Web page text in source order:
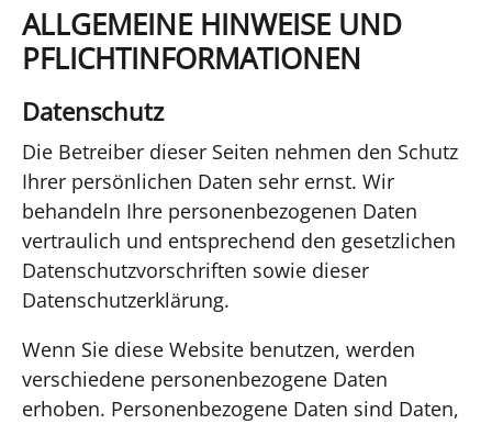
ALLGEMEINE HINWEISE UND
PFLICHTINFORMATIONEN
Datenschutz
Die Betreiber dieser Seiten nehmen den Schutz
Ihrer persönlichen Daten sehr ernst. Wir
behandeln Ihre personenbezogenen Daten
vertraulich und entsprechend den gesetzlichen
Datenschutzvorschriften sowie dieser
Datenschutzerklärung.
Wenn Sie diese Website benutzen, werden
verschiedene personenbezogene Daten
erhoben. Personenbezogene Daten sind Daten,